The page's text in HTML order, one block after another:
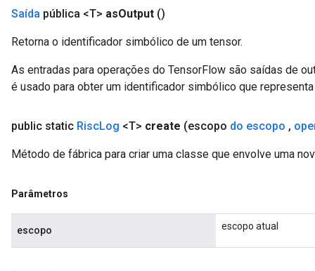
Saída pública <T> asOutput ()
Retorna o identificador simbólico de um tensor.
As entradas para operações do TensorFlow são saídas de
é usado para obter um identificador simbólico que
public static RiscLog <T> create (escopo do escopo ,
Método de fábrica para criar uma classe que envolve uma
Parâmetros
escopo escopo atual